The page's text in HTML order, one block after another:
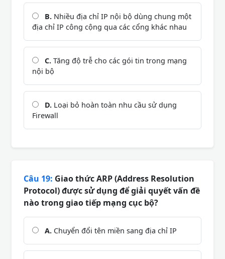
B. Nhiều địa chỉ IP nội bộ dùng chung một
địa chỉ IP công cộng qua các cổng khác nhau
C. Tăng độ trễ cho các gói tin trong mạng
nội bộ
D. Loại bỏ hoàn toàn nhu cầu sử dụng
Firewall
Câu 19: Giao thức ARP (Address Resolution
Protocol) được sử dụng để giải quyết vấn đề
nào trong giao tiếp mạng cục bộ?
A. Chuyển đổi tên miền sang địa chỉ IP